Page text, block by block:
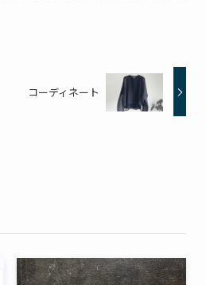
コーディネート